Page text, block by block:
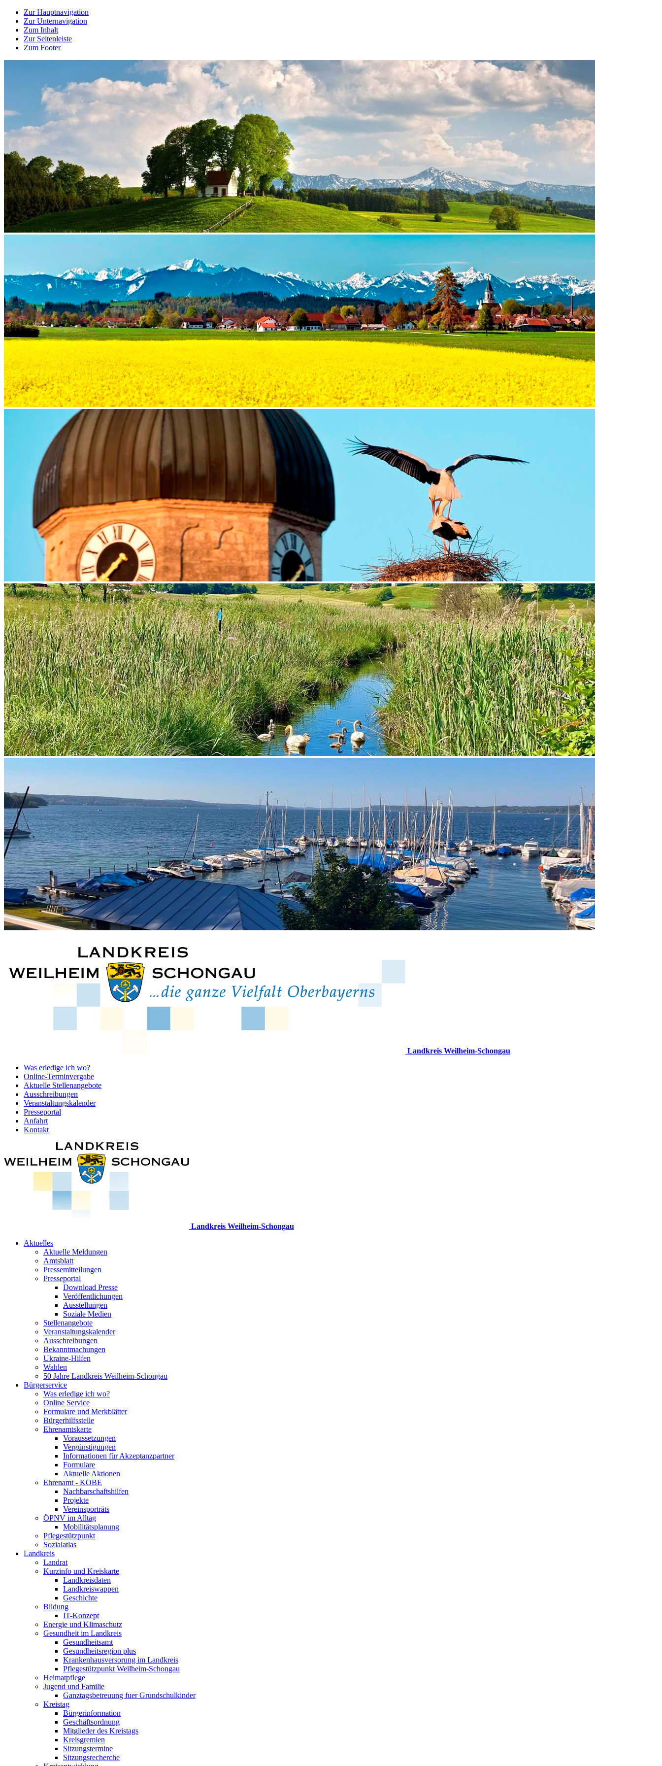
Zur Hauptnavigation
Zur Unternavigation
Zum Inhalt
Zur Seitenleiste
Zum Footer
Landkreis Weilheim-Schongau
Was erledige ich wo?
Online-Terminvergabe
Aktuelle Stellenangebote
Ausschreibungen
Veranstaltungskalender
Presseportal
Anfahrt
Kontakt
Landkreis Weilheim-Schongau
Aktuelles
Aktuelle Meldungen
Amtsblatt
Pressemitteilungen
Presseportal
Download Presse
Veröffentlichungen
Ausstellungen
Soziale Medien
Stellenangebote
Veranstaltungskalender
Ausschreibungen
Bekanntmachungen
Ukraine-Hilfen
Wahlen
50 Jahre Landkreis Weilheim-Schongau
Bürgerservice
Was erledige ich wo?
Online Service
Formulare und Merkblätter
Bürgerhilfsstelle
Ehrenamtskarte
Voraussetzungen
Vergünstigungen
Informationen für Akzeptanzpartner
Formulare
Aktuelle Aktionen
Ehrenamt - KOBE
Nachbarschaftshilfen
Projekte
Vereinsporträts
ÖPNV im Alltag
Mobilitätsplanung
Pflegestützpunkt
Sozialatlas
Landkreis
Landrat
Kurzinfo und Kreiskarte
Landkreisdaten
Landkreiswappen
Geschichte
Bildung
IT-Konzept
Energie und Klimaschutz
Gesundheit im Landkreis
Gesundheitsamt
Gesundheitsregion plus
Krankenhausversorung im Landkreis
Pflegestützpunkt Weilheim-Schongau
Heimatpflege
Jugend und Familie
Ganztagsbetreuung fuer Grundschulkinder
Kreistag
Bürgerinformation
Geschäftsordnung
Mitglieder des Kreistags
Kreisgremien
Sitzungstermine
Sitzungsrecherche